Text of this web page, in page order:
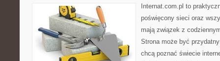
Internat.com.pl to
poświęcony sieci oraz
mają związek z
Strona może być
chcą poznać świecie